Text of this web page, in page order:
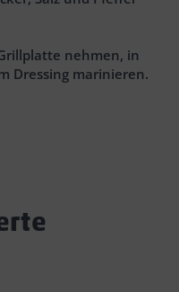
nehmen, in
Dressing marinieren.